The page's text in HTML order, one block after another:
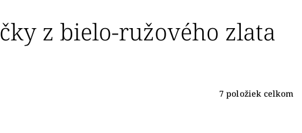
z bielo-ružového zlata
7položiek celkom